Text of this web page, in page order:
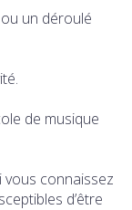
un déroulé
de musique
vous connaissez
d’être